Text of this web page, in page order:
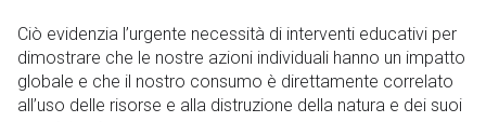
Ciò evidenzia l’urgente necessità di interventi educativi per
dimostrare che le nostre azioni individuali hanno un impatto
globale e che il nostro consumo è direttamente correlato
all’uso delle risorse e alla distruzione della natura e dei suoi